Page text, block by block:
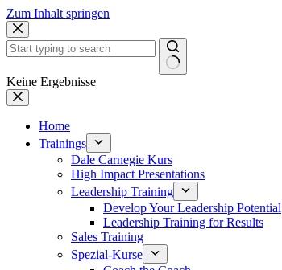
Zum Inhalt springen
Keine Ergebnisse
Home
Trainings
Dale Carnegie Kurs
High Impact Presentations
Leadership Training
Develop Your Leadership Potential
Leadership Training for Results
Sales Training
Spezial-Kurse